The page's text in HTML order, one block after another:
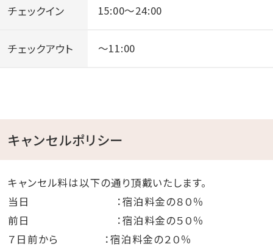
例：エスプレッソマシーン、電子レンジ、冷蔵庫、洗濯機、
指定バス停からのタクシーを手配、その費用を全額負担
いたします！！
1.ご到着になるバス停を下記3箇所から選択の上、お迎
えに上がる
時間をメールにてご指定下さい。
※当館からのタクシー手配は当日午前に行うため、当
チェックイン 15:00～24:00
チェックアウト ～11:00
キャンセルポリシー
キャンセル料は以下の通り頂戴いたします。
当日 ：宿泊料金の８０％
前日 ：宿泊料金の５０％
７日前から ：宿泊料金の２０％